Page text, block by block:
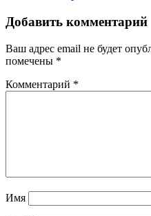
Добавить комментарий
Ваш адрес email не будет
помечены *
Комментарий *
Имя